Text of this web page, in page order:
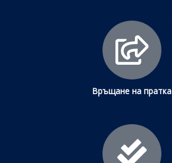
Връщане на пратка